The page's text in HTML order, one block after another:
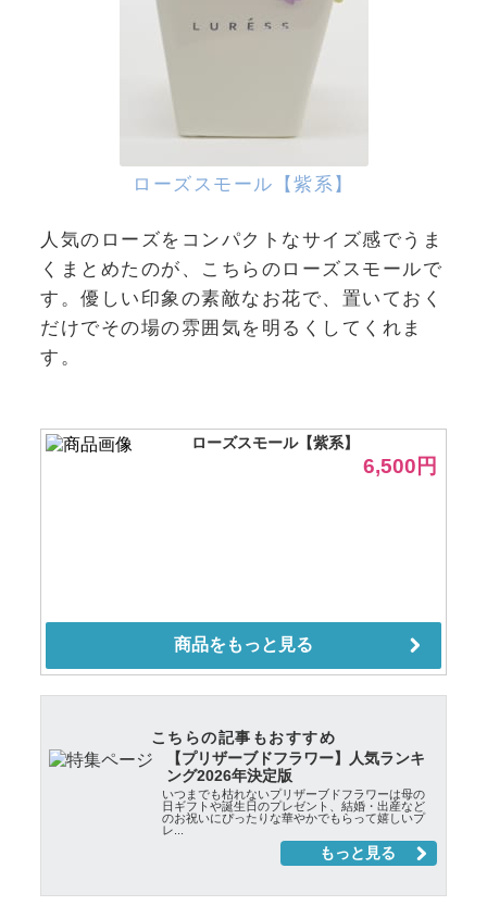
ローズスモール【紫系】
人気のローズをコンパクトなサイズ感でうま
くまとめたのが、こちらのローズスモールで
す。優しい印象の素敵なお花で、置いておく
だけでその場の雰囲気を明るくしてくれま
す。
こちらの記事もおすすめ